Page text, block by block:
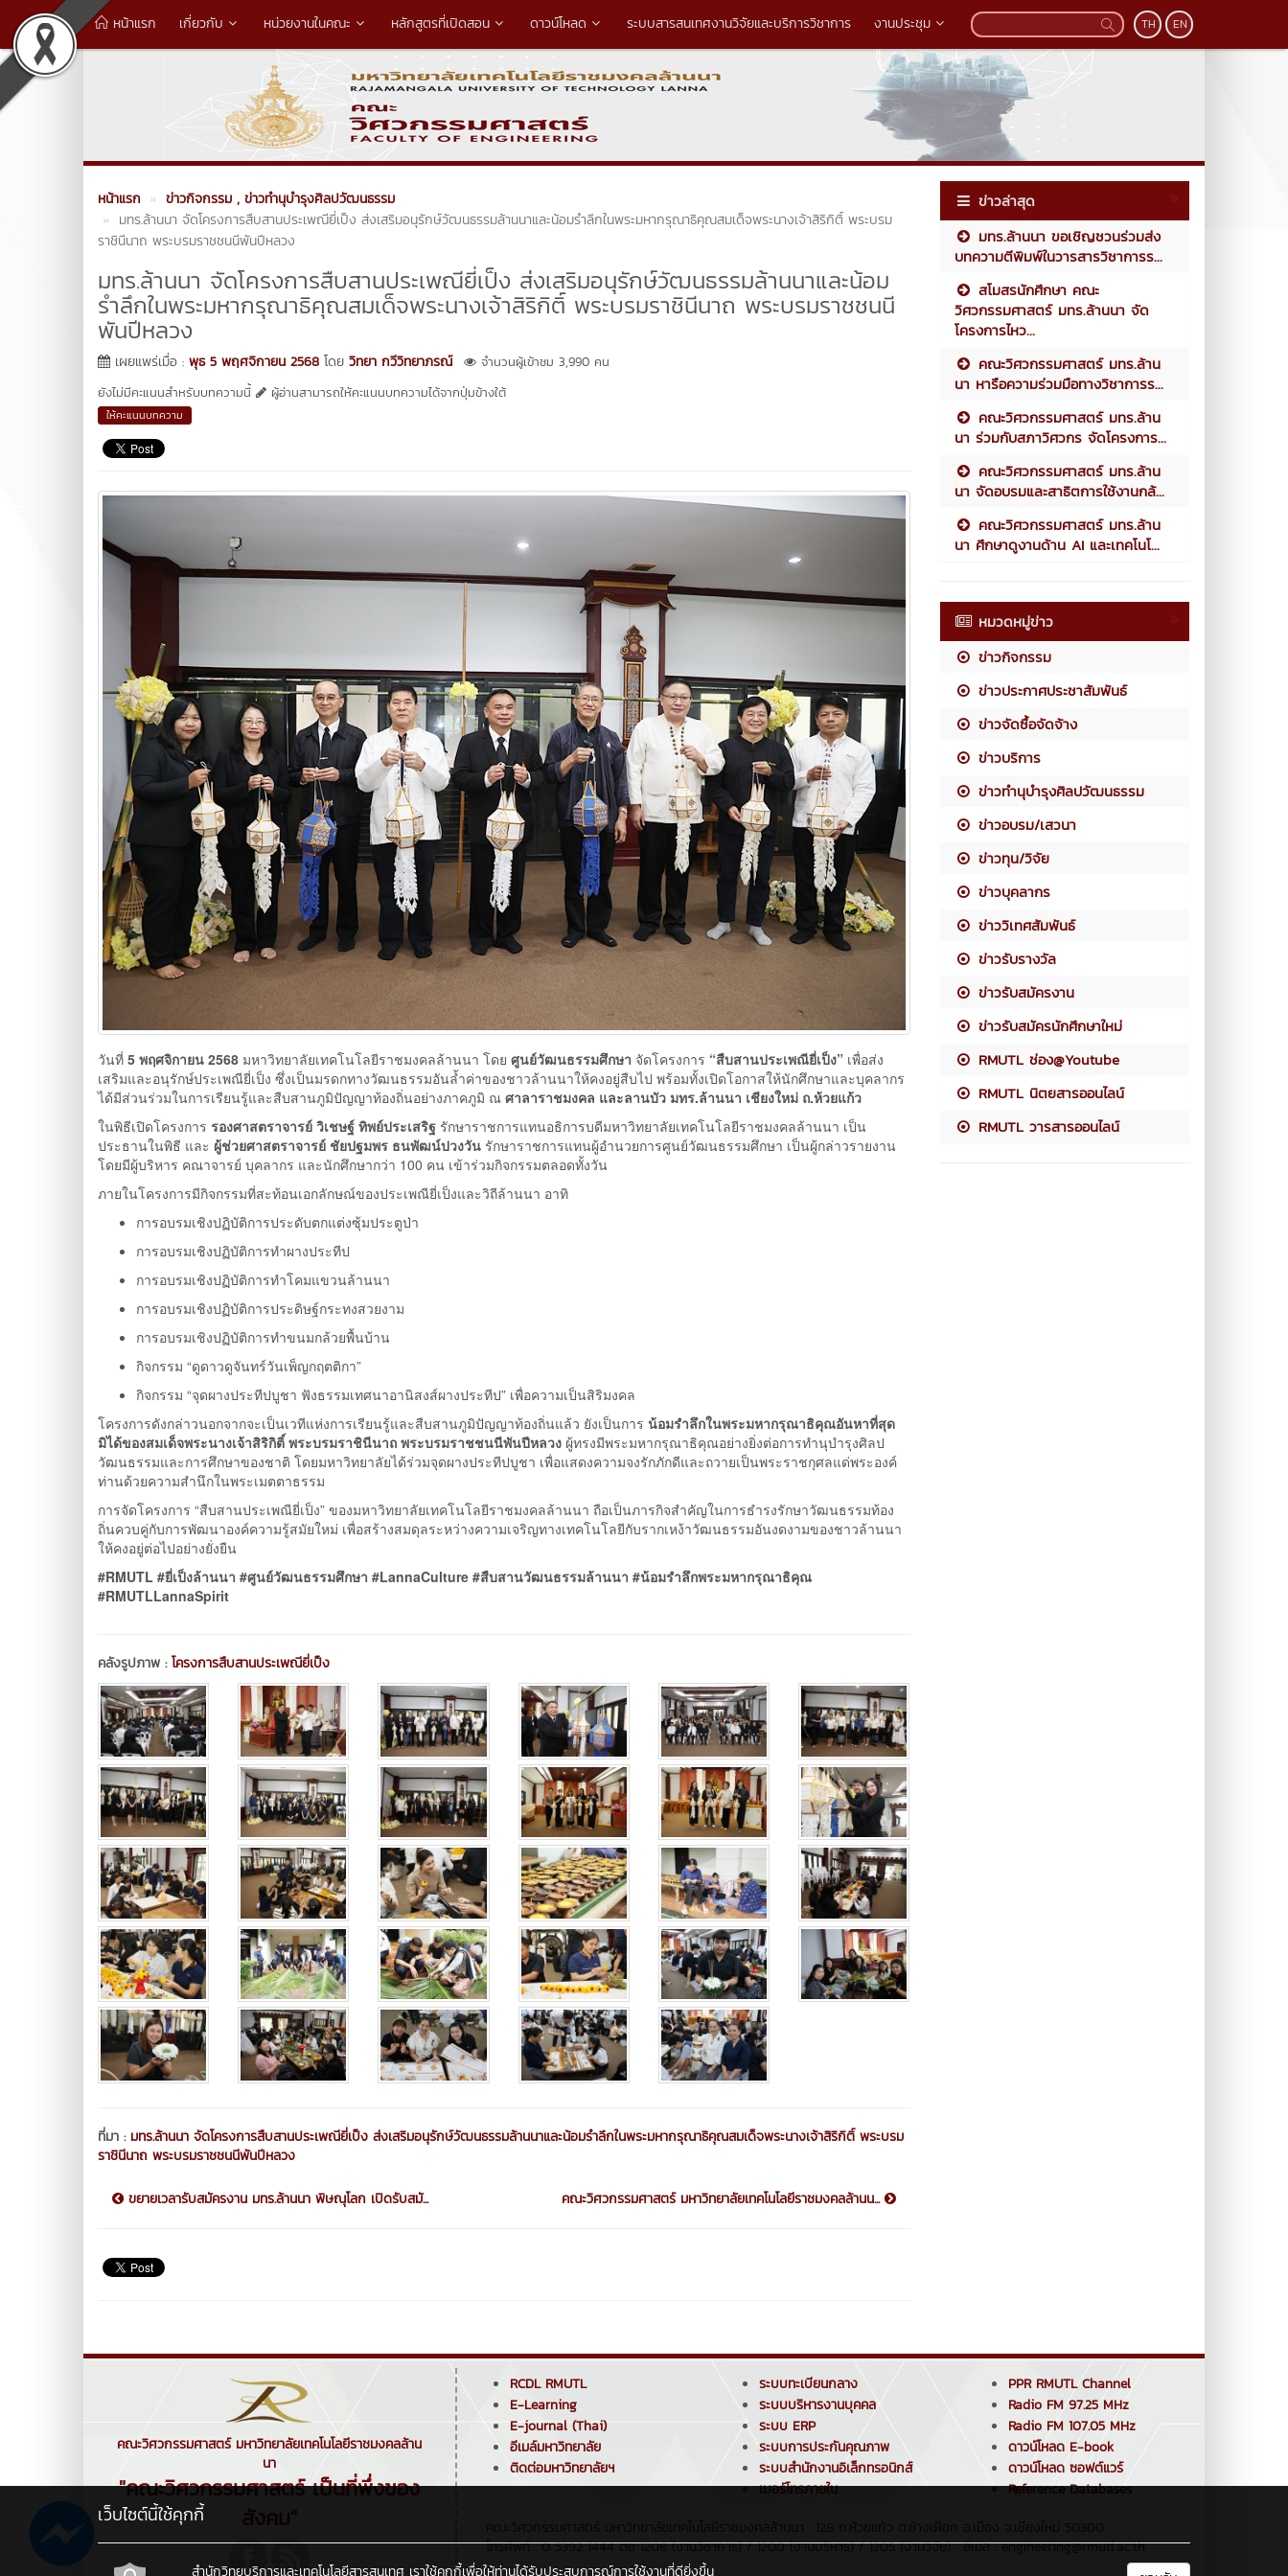
หน้าแรก เกี่ยวกับ หน่วยงานในคณะ หลักสูตรที่เปิดสอน ดาวน์โหลด ระบบสารสนเทศงานวิจัยและบริการวิชาการ งานประชุม TH EN
หน้าแรก ข่าวกิจกรรม , ข่าวทำนุบำรุงศิลปวัฒนธรรม
มทร.ล้านนา จัดโครงการสืบสานประเพณียี่เป็ง ส่งเสริมอนุรักษ์วัฒนธรรมล้านนาและน้อมรำลึกในพระมหากรุณาธิคุณสมเด็จพระนางเจ้าสิริกิติ์ พระบรม
ราชินีนาถ พระบรมราชชนนีพันปีหลวง
มทร.ล้านนา จัดโครงการสืบสานประเพณียี่เป็ง ส่งเสริมอนุรักษ์วัฒนธรรมล้านนาและน้อม
รำลึกในพระมหากรุณาธิคุณสมเด็จพระนางเจ้าสิริกิติ์ พระบรมราชินีนาถ พระบรมราชชนนี
พันปีหลวง
เผยแพร่เมื่อ : พุธ 5 พฤศจิกายน 2568 โดย วิทยา กวีวิทยาภรณ์
จำนวนผู้เข้าชม 3,990 คน
ยังไม่มีคะแนนสำหรับบทความนี้
ผู้อ่านสามารถให้คะแนนบทความได้จากปุ่มข้างใต้
ให้คะแนนบทความ
วันที่ 5 พฤศจิกายน 2568 มหาวิทยาลัยเทคโนโลยีราชมงคลล้านนา โดย ศูนย์วัฒนธรรมศึกษา จัดโครงการ “สืบสานประเพณียี่เป็ง” เพื่อส่ง
เสริมและอนุรักษ์ประเพณียี่เป็ง ซึ่งเป็นมรดกทางวัฒนธรรมอันล้ำค่าของชาวล้านนาให้คงอยู่สืบไป พร้อมทั้งเปิดโอกาสให้นักศึกษาและบุคลากร
ได้มีส่วนร่วมในการเรียนรู้และสืบสานภูมิปัญญาท้องถิ่นอย่างภาคภูมิ ณ ศาลาราชมงคล และลานบัว มทร.ล้านนา เชียงใหม่ ถ.ห้วยแก้ว
ในพิธีเปิดโครงการ รองศาสตราจารย์ วิเชษฐ์ ทิพย์ประเสริฐ รักษาราชการแทนอธิการบดีมหาวิทยาลัยเทคโนโลยีราชมงคลล้านนา เป็น
ประธานในพิธี และ ผู้ช่วยศาสตราจารย์ ชัยปฐมพร ธนพัฒน์ปวงวัน รักษาราชการแทนผู้อำนวยการศูนย์วัฒนธรรมศึกษา เป็นผู้กล่าวรายงาน
โดยมีผู้บริหาร คณาจารย์ บุคลากร และนักศึกษากว่า 100 คน เข้าร่วมกิจกรรมตลอดทั้งวัน
ภายในโครงการมีกิจกรรมที่สะท้อนเอกลักษณ์ของประเพณียี่เป็งและวิถีล้านนา อาทิ
การอบรมเชิงปฏิบัติการประดับตกแต่งซุ้มประตูป่า
การอบรมเชิงปฏิบัติการทำผางประทีป
การอบรมเชิงปฏิบัติการทำโคมแขวนล้านนา
การอบรมเชิงปฏิบัติการประดิษฐ์กระทงสวยงาม
การอบรมเชิงปฏิบัติการทำขนมกล้วยพื้นบ้าน
กิจกรรม “ดูดาวดูจันทร์วันเพ็ญกฤตติกา”
กิจกรรม “จุดผางประทีปบูชา ฟังธรรมเทศนาอานิสงส์ผางประทีป” เพื่อความเป็นสิริมงคล
โครงการดังกล่าวนอกจากจะเป็นเวทีแห่งการเรียนรู้และสืบสานภูมิปัญญาท้องถิ่นแล้ว ยังเป็นการ น้อมรำลึกในพระมหากรุณาธิคุณอันหาที่สุด
มิได้ของสมเด็จพระนางเจ้าสิริกิติ์ พระบรมราชินีนาถ พระบรมราชชนนีพันปีหลวง ผู้ทรงมีพระมหากรุณาธิคุณอย่างยิ่งต่อการทำนุบำรุงศิลป
วัฒนธรรมและการศึกษาของชาติ โดยมหาวิทยาลัยได้ร่วมจุดผางประทีปบูชา เพื่อแสดงความจงรักภักดีและถวายเป็นพระราชกุศลแด่พระองค์
ท่านด้วยความสำนึกในพระเมตตาธรรม
การจัดโครงการ “สืบสานประเพณียี่เป็ง” ของมหาวิทยาลัยเทคโนโลยีราชมงคลล้านนา ถือเป็นภารกิจสำคัญในการธำรงรักษาวัฒนธรรมท้อง
ถิ่นควบคู่กับการพัฒนาองค์ความรู้สมัยใหม่ เพื่อสร้างสมดุลระหว่างความเจริญทางเทคโนโลยีกับรากเหง้าวัฒนธรรมอันงดงามของชาวล้านนา
ให้คงอยู่ต่อไปอย่างยั่งยืน
#RMUTL #ยี่เป็งล้านนา #ศูนย์วัฒนธรรมศึกษา #LannaCulture #สืบสานวัฒนธรรมล้านนา #น้อมรำลึกพระมหากรุณาธิคุณ
#RMUTLLannaSpirit
คลังรูปภาพ :โครงการสืบสานประเพณียี่เป็ง
ที่มา : มทร.ล้านนา จัดโครงการสืบสานประเพณียี่เป็ง ส่งเสริมอนุรักษ์วัฒนธรรมล้านนาและน้อมรำลึกในพระมหากรุณาธิคุณสมเด็จพระนางเจ้าสิริกิติ์ พระบรม
ราชินีนาถ พระบรมราชชนนีพันปีหลวง
ขยายเวลารับสมัครงาน มทร.ล้านนา พิษณุโลก เปิดรับสมั... คณะวิศวกรรมศาสตร์ มหาวิทยาลัยเทคโนโลยีราชมงคลล้านน...
ข่าวล่าสุด
มทร.ล้านนา ขอเชิญชวนร่วมส่ง
บทความตีพิมพ์ในวารสารวิชาการร...
สโมสรนักศึกษา คณะ
วิศวกรรมศาสตร์ มทร.ล้านนา จัด
โครงการไหว...
คณะวิศวกรรมศาสตร์ มทร.ล้าน
นา หารือความร่วมมือทางวิชาการร...
คณะวิศวกรรมศาสตร์ มทร.ล้าน
นา ร่วมกับสภาวิศวกร จัดโครงการ...
คณะวิศวกรรมศาสตร์ มทร.ล้าน
นา จัดอบรมและสาธิตการใช้งานกล้...
คณะวิศวกรรมศาสตร์ มทร.ล้าน
นา ศึกษาดูงานด้าน AI และเทคโนโ...
หมวดหมู่ข่าว
ข่าวกิจกรรม
ข่าวประกาศประชาสัมพันธ์
ข่าวจัดซื้อจัดจ้าง
ข่าวบริการ
ข่าวทำนุบำรุงศิลปวัฒนธรรม
ข่าวอบรม/เสวนา
ข่าวทุน/วิจัย
ข่าวบุคลากร
ข่าววิเทศสัมพันธ์
ข่าวรับรางวัล
ข่าวรับสมัครงาน
ข่าวรับสมัครนักศึกษาใหม่
RMUTL ช่อง@Youtube
RMUTL นิตยสารออนไลน์
RMUTL วารสารออนไลน์
คณะวิศวกรรมศาสตร์ มหาวิทยาลัยเทคโนโลยีราชมงคลล้าน
นา
"คณะวิศวกรรมศาสตร์ เป็นที่พึ่งของ
สังคม"
RCDL RMUTL
E-Learning
E-journal (Thai)
อีเมล์มหาวิทยาลัย
ติดต่อมหาวิทยาลัยฯ
ระบบทะเบียนกลาง
ระบบบริหารงานบุคคล
ระบบ ERP
ระบบการประกันคุณภาพ
ระบบสำนักงานอิเล็กทรอนิกส์
เบอร์โทรภายใน
PPR RMUTL Channel
Radio FM 97.25 MHz
Radio FM 107.05 MHz
ดาวน์โหลด E-book
ดาวน์โหลด ซอฟต์แวร์
Reference Databases
คณะวิศวกรรมศาสตร์ มหาวิทยาลัยเทคโนโลยีราชมงคลล้านนา : 128 ถ.ห้วยแก้ว ต.ช้างเผือก อ.เมือง จ.เชียงใหม่ 50300
โทรศัพท์ : 0 5392 1444 ต่อ 1208 (งานวิชาการ) / 1200 (งานบริหาร) / 1205 (งานวิจัย) , อีเมล : engineering@rmutl.ac.th
เว็บไซต์นี้ใช้คุกกี้
สำนักวิทยบริการและเทคโนโลยีสารสนเทศ เราใช้คุกกี้เพื่อให้ท่านได้รับประสบการณ์การใช้งานที่ดียิ่งขึ้น